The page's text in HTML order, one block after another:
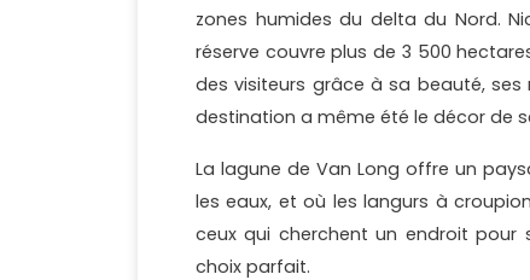
zones humides du delta du Nord.
réserve couvre plus de 3 500
des visiteurs grâce à sa beauté,
destination a même été le décor de
La lagune de Van Long offre un
les eaux, et où les langurs à
ceux qui cherchent un endroit pour
choix parfait.